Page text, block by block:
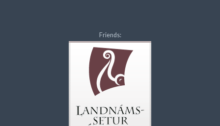
Friends: